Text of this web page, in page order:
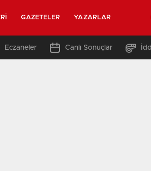
GAZETELER YAZARLAR
Eczaneler Canlı Sonuçlar